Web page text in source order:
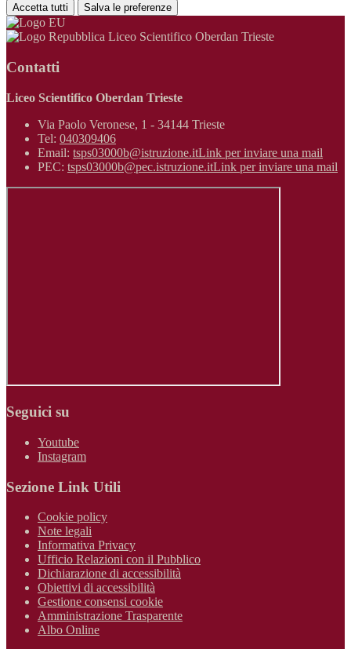
Accetta tutti Salva le preferenze
Liceo Scientifico Oberdan Trieste
Contatti
Liceo Scientifico Oberdan Trieste
Via Paolo Veronese, 1 - 34144 Trieste
Tel: 040309406
Email: tsps03000b@istruzione.itLink per inviare una mail
PEC: tsps03000b@pec.istruzione.itLink per inviare una mail
Seguici su
Youtube
Instagram
Sezione Link Utili
Cookie policy
Note legali
Informativa Privacy
Ufficio Relazioni con il Pubblico
Dichiarazione di accessibilità
Obiettivi di accessibilità
Gestione consensi cookie
Amministrazione Trasparente
Albo Online